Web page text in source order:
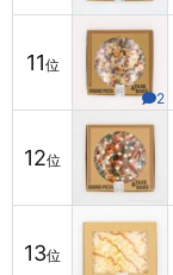
11位
2
12位
13位